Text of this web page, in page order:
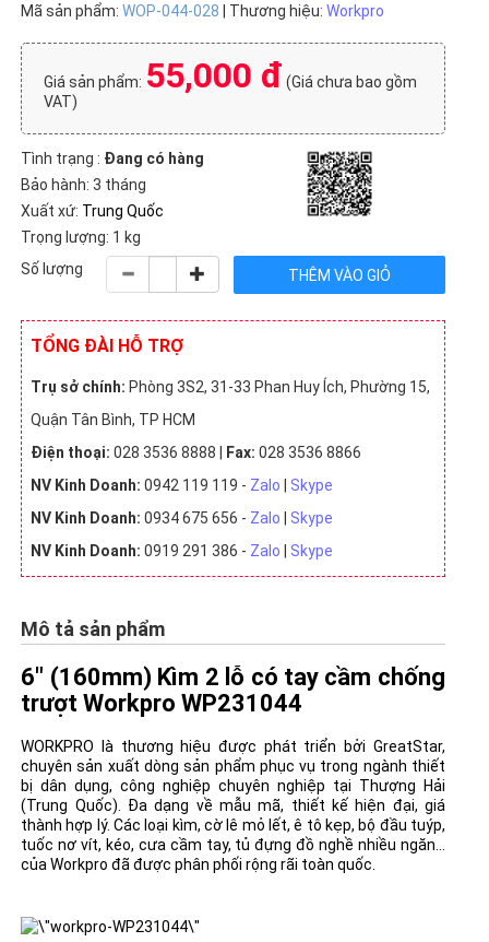
Mã sản phẩm:WOP-044-028 | Thương hiệu:Workpro
Giá sản phẩm: 55,000 đ (Giá chưa bao gồm
VAT)
Tình trạng : Đang có hàng
Bảo hành: 3 tháng
Xuất xứ: Trung Quốc
Trọng lượng: 1 kg
Số lượng
TỔNG ĐÀI HỖ TRỢ
Trụ sở chính: Phòng 3S2, 31-33 Phan Huy Ích, Phường 15,
Quận Tân Bình, TP HCM
Điện thoại: 028 3536 8888 | Fax: 028 3536 8866
NV Kinh Doanh: 0942 119 119 - Zalo
Skype
NV Kinh Doanh: 0934 675 656 - Zalo
Skype
NV Kinh Doanh: 0919 291 386 - Zalo Skype
Mô tả sản phẩm
6" (160mm) Kìm 2 lỗ có tay cầm chống
trượt Workpro WP231044
WORKPRO là thương hiệu được phát triển bởi GreatStar,
chuyên sản xuất dòng sản phẩm phục vụ trong ngành thiết
bị dân dụng, công nghiệp chuyên nghiệp tại Thượng Hải
(Trung Quốc). Đa dạng về mẫu mã, thiết kế hiện đại, giá
thành hợp lý. Các loại kìm, cờ lê mỏ lết, ê tô kẹp, bộ đầu tuýp,
tuốc nơ vít, kéo, cưa cầm tay, tủ đựng đồ nghề nhiều ngăn...
của Workpro đã được phân phối rộng rãi toàn quốc.